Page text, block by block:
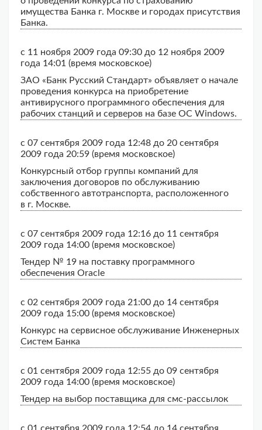
имущества Банка г. Москве и городах присутствия
Банка.
с 11 ноября 2009 года 09:30 до 12 ноября 2009
года 14:01 (время московское)
ЗАО «Банк Русский Стандарт» объявляет о начале
проведения конкурса на приобретение
антивирусного программного обеспечения для
рабочих станций и серверов на базе ОС Windows.
с 07 сентября 2009 года 12:48 до 20 сентября
2009 года 20:59 (время московское)
Конкурсный отбор группы компаний для
заключения договоров по обслуживанию
собственного автотранспорта, расположенного
в г. Москве.
с 07 сентября 2009 года 12:16 до 11 сентября
2009 года 14:00 (время московское)
Тендер № 19 на поставку программного
обеспечения Oracle
с 02 сентября 2009 года 21:00 до 14 сентября
2009 года 15:00 (время московское)
Конкурс на сервисное обслуживание Инженерных
Систем Банка
с 01 сентября 2009 года 12:55 до 09 сентября
2009 года 14:00 (время московское)
Тендер на выбор поставщика для смс-рассылок